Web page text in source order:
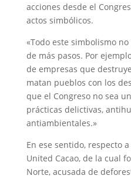
acciones desde el
actos simbólicos.
«Todo este simbolismo
de más pasos. Por
de empresas que
matan pueblos con los
que el Congreso no sea
prácticas delictivas,
antiambientales.»
En ese sentido, respecto
United Cacao, de la cual
Norte, acusada de